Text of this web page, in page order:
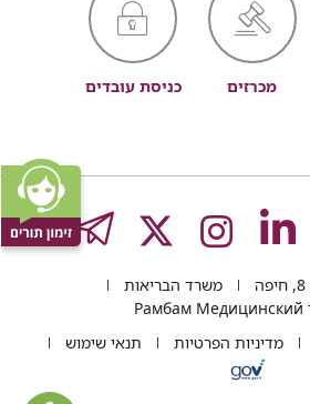
מכרזים כניסת עובדים
לעמוד
של
לעמוד
של
לעמוד
של
משרד הבריאות
Рамбам Медицинский
מדיניות הפרטיות תנאי שימוש